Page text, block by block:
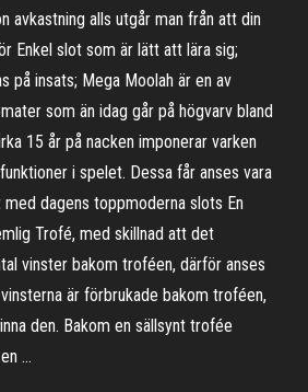
avkastning alls utgår man från att din
Enkel slot som är lätt att lära sig;
på insats; Mega Moolah är en av
som än idag går på högvarv bland
15 år på nacken imponerar varken
i spelet. Dessa får anses vara
dagens toppmoderna slots En
Trofé, med skillnad att det
vinster bakom troféen, därför anses
är förbrukade bakom troféen,
den. Bakom en sällsynt trofée
…